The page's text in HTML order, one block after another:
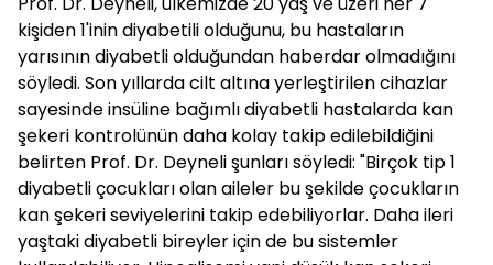
kişiden 1'inin diyabetili olduğunu, bu hastaların
yarısının diyabetli olduğundan haberdar olmadığını
söyledi. Son yıllarda cilt altına yerleştirilen cihazlar
sayesinde insüline bağımlı diyabetli hastalarda kan
şekeri kontrolünün daha kolay takip edilebildiğini
belirten Prof. Dr. Deyneli şunları söyledi: "Birçok tip 1
diyabetli çocukları olan aileler bu şekilde çocukların
kan şekeri seviyelerini takip edebiliyorlar. Daha ileri
yaştaki diyabetli bireyler için de bu sistemler